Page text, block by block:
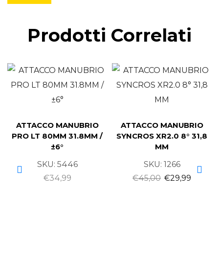
Prodotti Correlati
ATTACCO MANUBRIO
PRO LT 80MM 31.8MM /
±6°
SKU: 5446
€34,99
ATTACCO MANUBRIO
SYNCROS XR2.0 8° 31,8
MM
SKU: 1266
€45,00 €29,99